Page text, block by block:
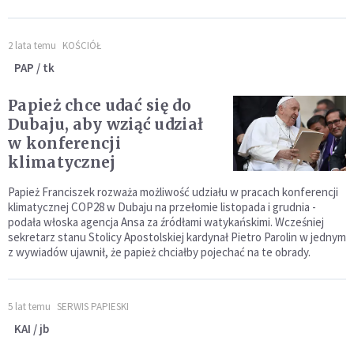
2 lata temu KOŚCIÓŁ
PAP / tk
Papież chce udać się do
Dubaju, aby wziąć udział
w konferencji
klimatycznej
Papież Franciszek rozważa możliwość udziału w pracach konferencji
klimatycznej COP28 w Dubaju na przełomie listopada i grudnia -
podała włoska agencja Ansa za źródłami watykańskimi. Wcześniej
sekretarz stanu Stolicy Apostolskiej kardynał Pietro Parolin w jednym
z wywiadów ujawnił, że papież chciałby pojechać na te obrady.
5 lat temu SERWIS PAPIESKI
KAI / jb